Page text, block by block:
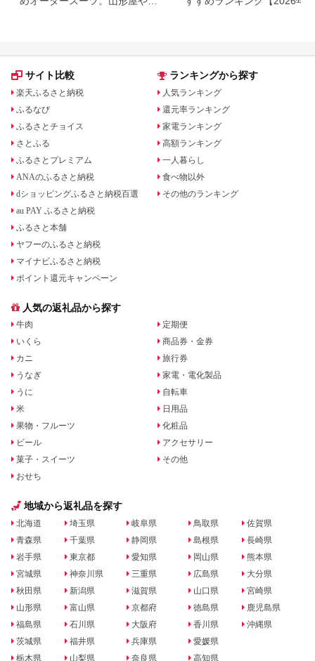
サイト比較
楽天ふるさと納税
ふるなび
ふるさとチョイス
さとふる
ふるさとプレミアム
ANAのふるさと納税
dショッピングふるさと納税百選
au PAY ふるさと納税
ふるさと本舗
ヤフーのふるさと納税
マイナビふるさと納税
ポイント還元キャンペーン
ランキングから探す
人気ランキング
還元率ランキング
家電ランキング
高額ランキング
一人暮らし
食べ物以外
その他のランキング
人気の返礼品から探す
牛肉
いくら
カニ
うなぎ
うに
米
果物・フルーツ
ビール
菓子・スイーツ
おせち
定期便
商品券・金券
旅行券
家電・電化製品
自転車
日用品
化粧品
アクセサリー
その他
地域から返礼品を探す
北海道
青森県
岩手県
宮城県
秋田県
山形県
福島県
茨城県
栃木県
埼玉県
千葉県
東京都
神奈川県
新潟県
富山県
石川県
福井県
山梨県
岐阜県
静岡県
愛知県
三重県
滋賀県
京都府
大阪府
兵庫県
奈良県
鳥取県
島根県
岡山県
広島県
山口県
徳島県
香川県
愛媛県
高知県
佐賀県
長崎県
熊本県
大分県
宮崎県
鹿児島県
沖縄県